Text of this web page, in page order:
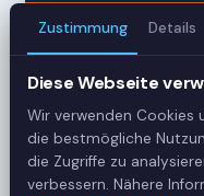
Zustimmung Details
Diese Webseite
Wir verwenden Cookies
die bestmögliche
die Zugriffe zu
verbessern. Nähere